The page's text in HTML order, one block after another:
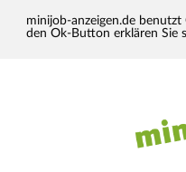
minijob-anzeigen.de
den Ok-Button erklären Sie